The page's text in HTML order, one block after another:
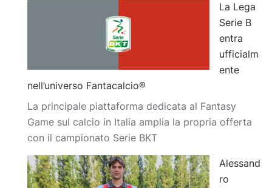
La Lega
Serie B
entra
ufficialm
ente
nell’universo Fantacalcio®
La principale piattaforma dedicata al Fantasy
Game sul calcio in Italia amplia la propria offerta
con il campionato Serie BKT
Alessand
ro